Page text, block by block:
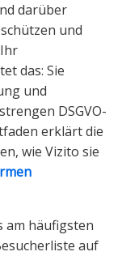
darüber
und
das: Sie
und
DSGVO-
erklärt die
wie Vizito sie
am häufigsten
auf